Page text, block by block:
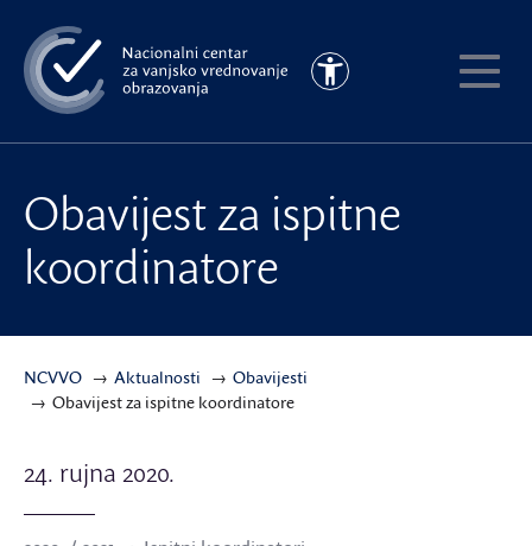
na
glavni
sadržaj
Pristupačnost
Obavijest za ispitne
koordinatore
NCVVO Aktualnosti
Obavijesti
Obavijest za ispitne koordinatore
24. rujna 2020.